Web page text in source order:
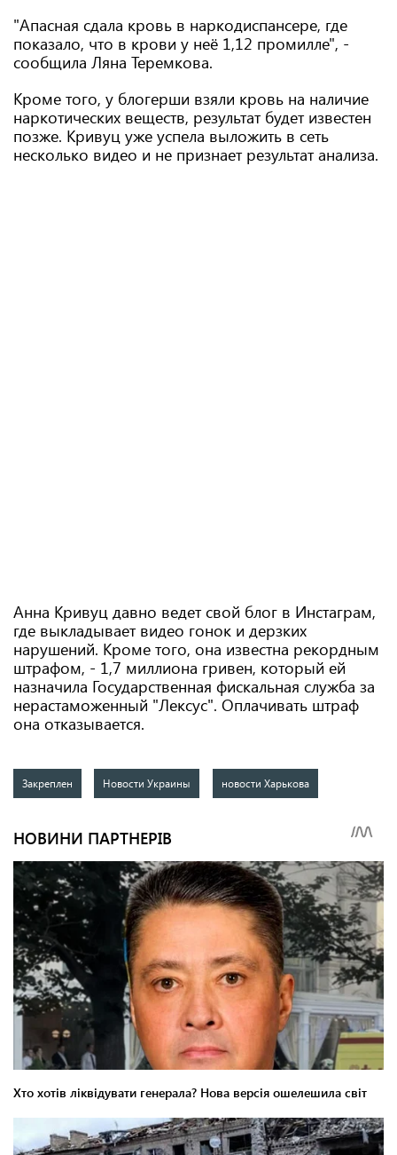
"Апасная сдала кровь в наркодиспансере, где
показало, что в крови у неё 1,12 промилле", -
сообщила Ляна Теремкова.
Кроме того, у блогерши взяли кровь на наличие
наркотических веществ, результат будет известен
позже. Кривуц уже успела выложить в сеть
несколько видео и не признает результат анализа.
Анна Кривуц давно ведет свой блог в Инстаграм,
где выкладывает видео гонок и дерзких
нарушений. Кроме того, она известна рекордным
штрафом, - 1,7 миллиона гривен, который ей
назначила Государственная фискальная служба за
нерастаможенный "Лексус". Оплачивать штраф
она отказывается.
Закреплен Новости Украины новости Харькова